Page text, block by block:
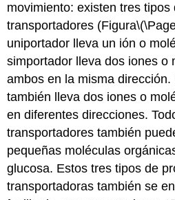
movimiento: existen tres
transportadores (Figura
uniportador lleva un ión o
simportador lleva dos iones o
ambos en la misma
también lleva dos iones o
en diferentes direcciones.
transportadores también
pequeñas moléculas
glucosa. Estos tres tipos de
transportadoras también se